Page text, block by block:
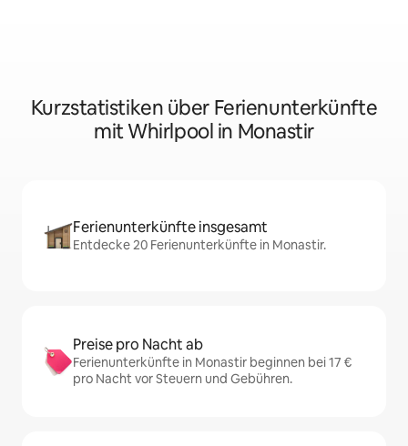
Kurzstatistiken über Ferienunterkünfte
mit Whirlpool in Monastir
Ferienunterkünfte insgesamt
Entdecke 20 Ferienunterkünfte in Monastir.
Preise pro Nacht ab
Ferienunterkünfte in Monastir beginnen bei 17 €
pro Nacht vor Steuern und Gebühren.